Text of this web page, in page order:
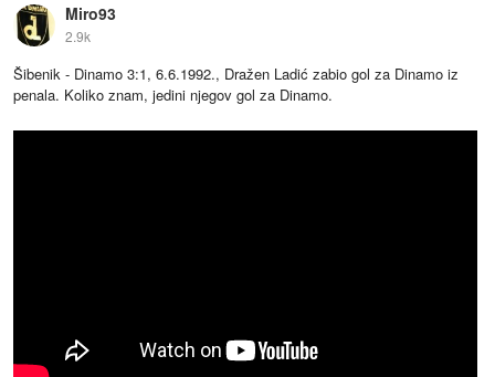
Miro93
2.9k
Šibenik - Dinamo 3:1, 6.6.1992., Dražen Ladić zabio gol za Dinamo iz
penala. Koliko znam, jedini njegov gol za Dinamo.